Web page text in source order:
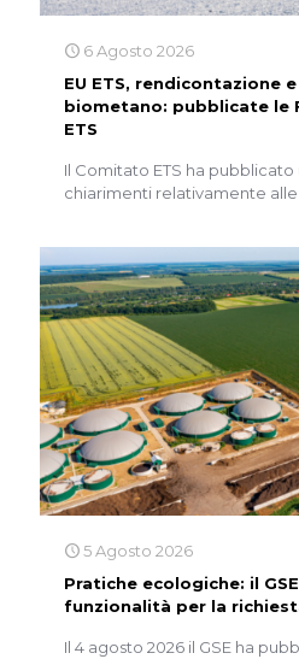
6 Agosto 2026
EU ETS, rendicontazione
biometano: pubblicate le
ETS
Il Comitato ETS ha
chiarimenti relativamente
5 Agosto 2026
Pratiche ecologiche: il
funzionalità per la
Il 4 agosto 2026 il GSE ha